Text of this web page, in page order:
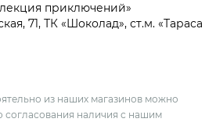
приключений»
71, ТК «Шоколад», ст.м. «Тараса
из наших магазинов можно
согласования наличия с нашим